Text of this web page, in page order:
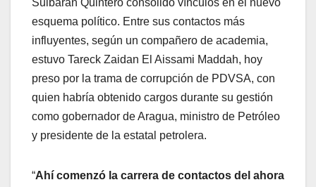
Sulbarán Quintero consolidó vínculos en el nuevo
esquema político. Entre sus contactos más
influyentes, según un compañero de academia,
estuvo Tareck Zaidan El Aissami Maddah, hoy
preso por la trama de corrupción de PDVSA, con
quien habría obtenido cargos durante su gestión
como gobernador de Aragua, ministro de Petróleo
y presidente de la estatal petrolera.
“Ahí comenzó la carrera de contactos del ahora